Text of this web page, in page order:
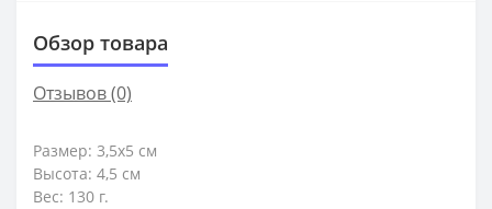
Обзор товара
Отзывов (0)
Размер: 3,5х5 см
Высота: 4,5 см
Вес: 130 г.